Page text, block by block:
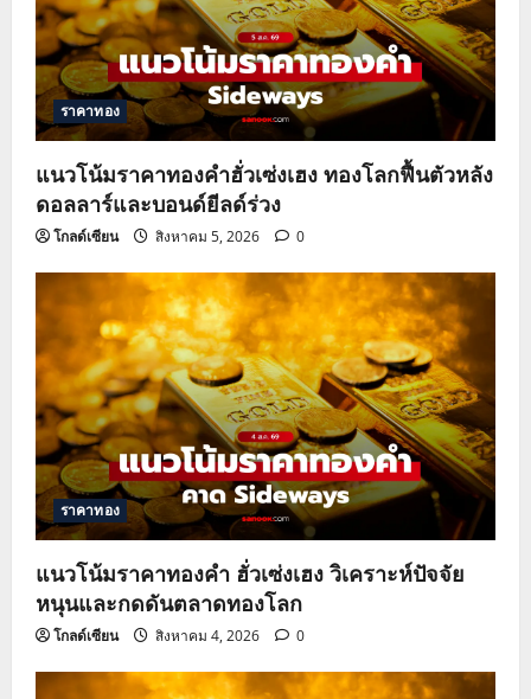
ราคาทอง
แนวโน้มราคาทองคำฮั่วเซ่งเฮง ทองโลกฟื้นตัวหลัง
ดอลลาร์และบอนด์ยีลด์ร่วง
โกลด์เซียน สิงหาคม 5, 2026 0
ราคาทอง
แนวโน้มราคาทองคำ ฮั่วเซ่งเฮง วิเคราะห์ปัจจัย
หนุนและกดดันตลาดทองโลก
โกลด์เซียน สิงหาคม 4, 2026 0